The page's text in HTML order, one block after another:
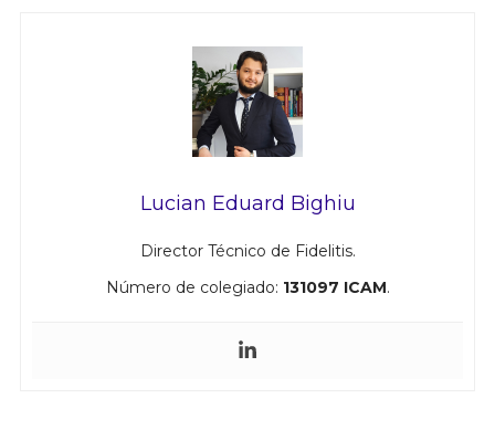
Lucian Eduard Bighiu
Director Técnico de Fidelitis.
Número de colegiado: 131097 ICAM.